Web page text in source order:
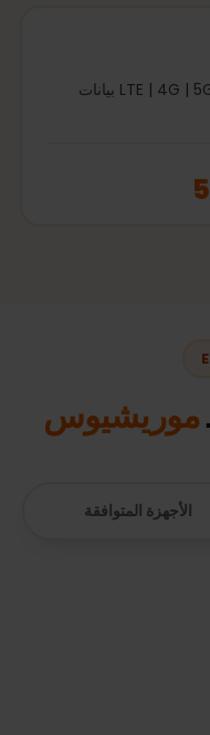
eSIM مدفوعة مسبقًا موريشيوس مع LTE | 4G | 5G بيانات
موريشيوس
الأجهزة المتوافقة